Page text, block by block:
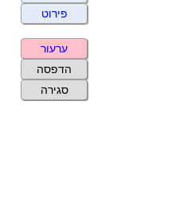
פירוט
ערעור
הדפסה
סגירה